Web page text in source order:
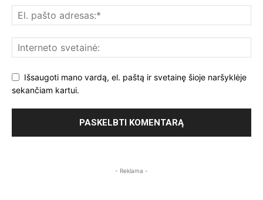
Išsaugoti mano vardą, el. paštą ir svetainę šioje naršyklėje
sekančiam kartui.
- Reklama -